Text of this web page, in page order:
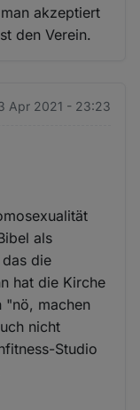
akzeptiert
den Verein.
Apr 2021 - 23:23
als
die
hat die Kirche
"nö, machen
nicht
Studio